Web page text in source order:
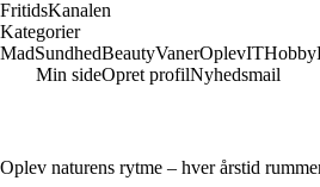
FritidsKanalen
Kategorier
MadSundhedBeautyVanerOplevITHobby
Min sideOpret profilNyhedsmail
Oplev naturens rytme – hver årstid